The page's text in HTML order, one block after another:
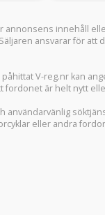
annonsens innehåll
ansvarar för
påhittat V-reg.nr kan
fordonet är helt nytt
användarvänlig
eller andra